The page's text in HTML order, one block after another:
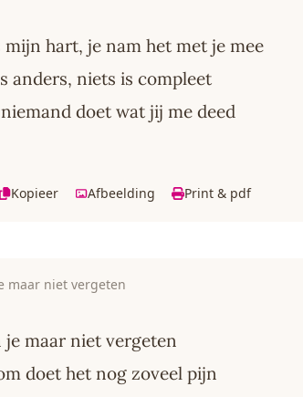
mijn hart, je nam het met je mee
anders, niets is compleet
doet wat jij me deed
Kopieer Afbeelding Print & pdf
maar niet vergeten
je maar niet vergeten
doet het nog zoveel pijn